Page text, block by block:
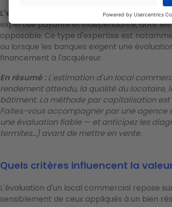
L'expert immobilier
(ou expert en
expertise payante et indépendante, dont
opposable. Ce type d'expertise est
ou lorsque les banques exigent une
financement à l'acquéreur.
En résumé :L'estimation d'un local
rendement attendu, la qualité du locataire,
bâtiment. La méthode par capitalisation
Faites-vous accompagner par une agence
une évaluation fiable — et anticipez les
termites…) avant de mettre en vente.
Quels critères influencent la
L'évaluation d'un local commercial repose
sensiblement de ceux appliqués à un bien